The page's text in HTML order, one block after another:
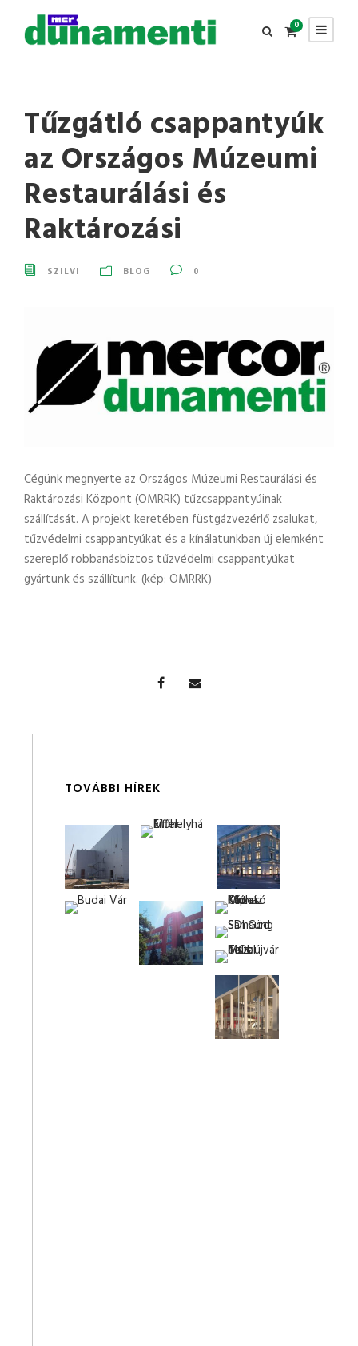
0
Tűzgátló csappantyúk
az Országos Múzeumi
Restaurálási és
Raktározási
SZILVI BLOG 0
Cégünk megnyerte az Országos Múzeumi Restaurálási és
Raktározási Központ (OMRRK) tűzcsappantyúinak
szállítását. A projekt keretében füstgázvezérlő zsalukat,
tűzvédelmi csappantyúkat és a kínálatunkban új elemként
szereplő robbanásbiztos tűzvédelmi csappantyúkat
gyártunk és szállítunk. (kép: OMRRK)
TOVÁBBI HÍREK